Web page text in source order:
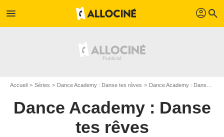
menu profil search
Accueil Séries Dance Academy : Danse tes rêves Dance Academy : Danse tes rêves S02
Dance Academy : Danse
tes rêves